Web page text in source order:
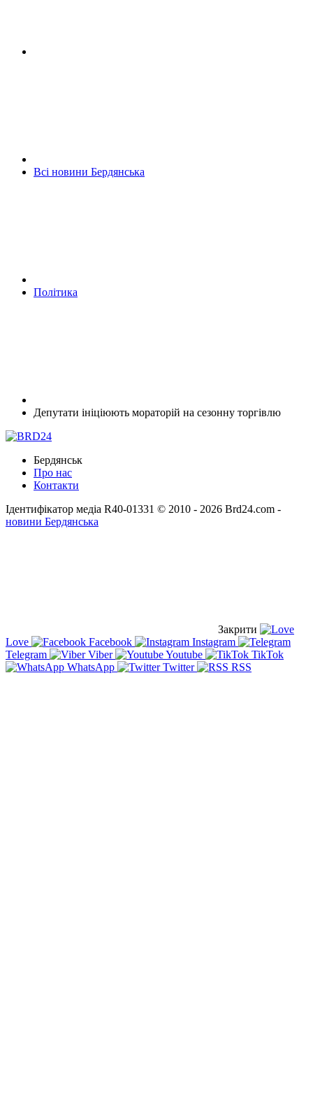
Всі новини Бердянська
Політика
Депутати ініціюють мораторій на сезонну торгівлю
Бердянськ
Про нас
Контакти
Ідентифікатор медіа R40-01331 © 2010 - 2026 Brd24.com -
новини Бердянська
Закрити
Love
Facebook
Instagram
Telegram
Viber Youtube
TikTok
WhatsApp
Twitter RSS